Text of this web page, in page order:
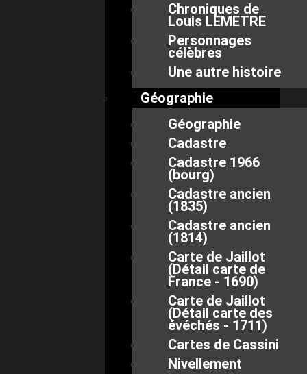
Chroniques de
Louis LEMETRE
Personnages
célèbres
Une autre histoire
Géographie
Géographie
Cadastre
Cadastre 1966
(bourg)
Cadastre ancien
(1835)
Cadastre ancien
(1814)
Carte de Jaillot
(Détail carte de
France - 1690)
Carte de Jaillot
(Détail carte des
évéchés - 1711)
Cartes de Cassini
Nivellement